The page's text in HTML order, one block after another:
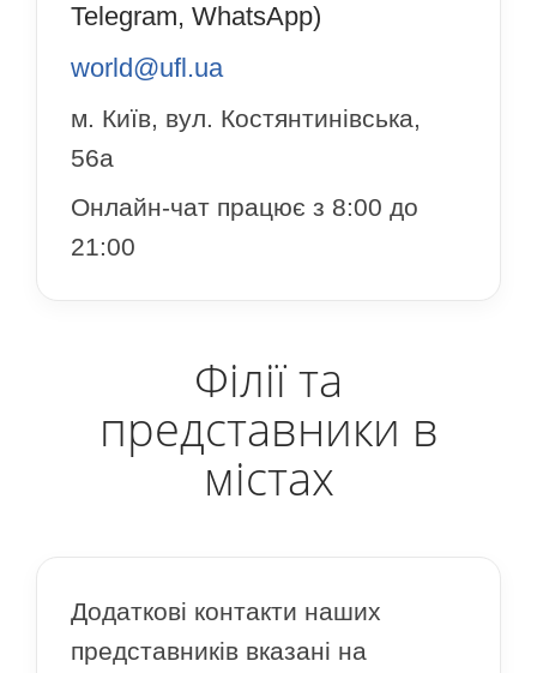
Telegram, WhatsApp)
world@ufl.ua
м. Київ, вул. Костянтинівська,
56а
Онлайн-чат працює з 8:00 до
21:00
Філії та
представники в
містах
Додаткові контакти наших
представників вказані на